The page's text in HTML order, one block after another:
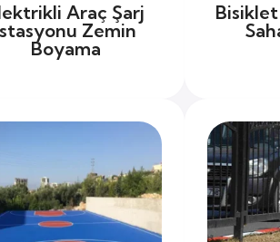
Araç Şarj
Zemin
Boyama